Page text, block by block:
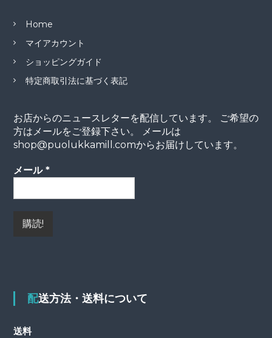
Home
マイアカウント
ショッピングガイド
特定商取引法に基づく表記
お店からのニュースレターを配信しています。 ご希望の
方はメールをご登録下さい。 メールは
shop@puolukkamill.comからお届けしています。
メール *
配送方法・送料について
送料